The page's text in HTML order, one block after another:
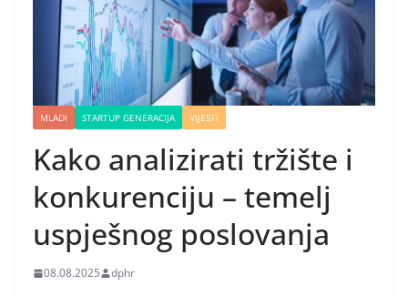
MLADI STARTUP GENERACIJA VIJESTI
Kako analizirati tržište i
konkurenciju – temelj
uspješnog poslovanja
08.08.2025 dphr